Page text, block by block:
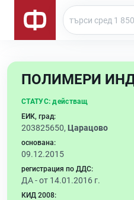
ПОЛИМЕРИ
СТАТУС: действащ
ЕИК, град:
203825650, Царацово
основана:
09.12.2015
регистрация по ДДС:
ДА - от 14.01.2016 г.
КИД 2008: